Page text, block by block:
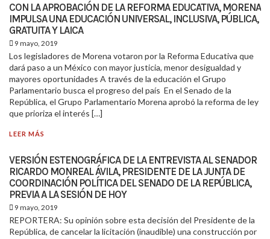
CON LA APROBACIÓN DE LA REFORMA EDUCATIVA, MORENA
IMPULSA UNA EDUCACIÓN UNIVERSAL, INCLUSIVA, PÚBLICA,
GRATUITA Y LAICA
9 mayo, 2019
Los legisladores de Morena votaron por la Reforma Educativa que
dará paso a un México con mayor justicia, menor desigualdad y
mayores oportunidades A través de la educación el Grupo
Parlamentario busca el progreso del país En el Senado de la
República, el Grupo Parlamentario Morena aprobó la reforma de ley
que prioriza el interés […]
LEER MÁS
VERSIÓN ESTENOGRÁFICA DE LA ENTREVISTA AL SENADOR
RICARDO MONREAL ÁVILA, PRESIDENTE DE LA JUNTA DE
COORDINACIÓN POLÍTICA DEL SENADO DE LA REPÚBLICA,
PREVIA A LA SESIÓN DE HOY
9 mayo, 2019
REPORTERA: Su opinión sobre esta decisión del Presidente de la
República, de cancelar la licitación (inaudible) una construcción por